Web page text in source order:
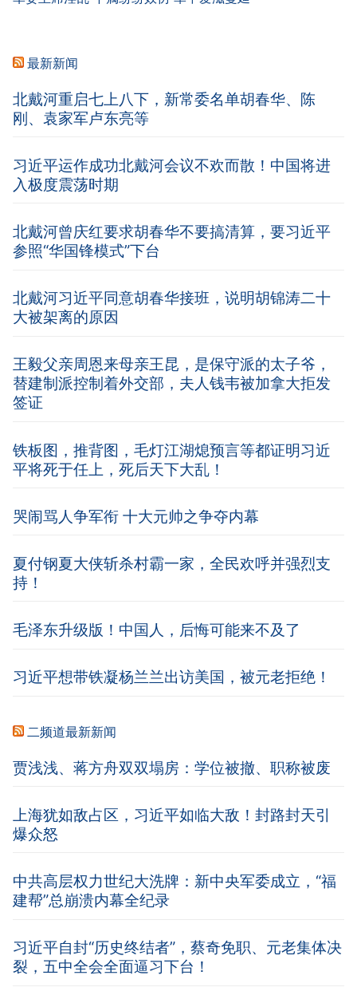
最新新闻
北戴河重启七上八下，新常委名单胡春华、陈
刚、袁家军卢东亮等
习近平运作成功北戴河会议不欢而散！中国将进
入极度震荡时期
北戴河曾庆红要求胡春华不要搞清算，要习近平
参照“华国锋模式”下台
北戴河习近平同意胡春华接班，说明胡锦涛二十
大被架离的原因
王毅父亲周恩来母亲王昆，是保守派的太子爷，
替建制派控制着外交部，夫人钱韦被加拿大拒发
签证
铁板图，推背图，毛灯江湖熄预言等都证明习近
平将死于任上，死后天下大乱！
哭闹骂人争军衔 十大元帅之争夺内幕
夏付钢夏大侠斩杀村霸一家，全民欢呼并强烈支
持！
毛泽东升级版！中国人，后悔可能来不及了
习近平想带铁凝杨兰兰出访美国，被元老拒绝！
二频道最新新闻
贾浅浅、蒋方舟双双塌房：学位被撤、职称被废
上海犹如敌占区，习近平如临大敌！封路封天引
爆众怒
中共高层权力世纪大洗牌：新中央军委成立，“福
建帮”总崩溃内幕全纪录
习近平自封“历史终结者”，蔡奇免职、元老集体决
裂，五中全会全面逼习下台！